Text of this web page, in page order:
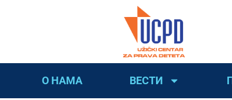
О НАМА ВЕСТИ